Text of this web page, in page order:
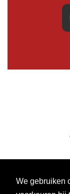
We gebruiken